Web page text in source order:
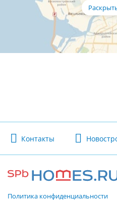
Контакты
Политика конфиденциальности